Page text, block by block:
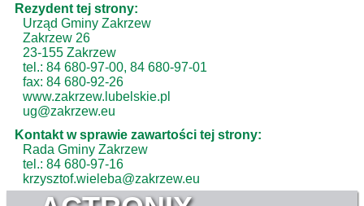
Rezydent tej strony:
Urząd Gminy Zakrzew
Zakrzew 26
23-155 Zakrzew
tel.: 84 680-97-00, 84 680-97-01
fax: 84 680-92-26
www.zakrzew.lubelskie.pl
ug@zakrzew.eu
Kontakt w sprawie zawartości tej strony:
Rada Gminy Zakrzew
tel.: 84 680-97-16
krzysztof.wieleba@zakrzew.eu